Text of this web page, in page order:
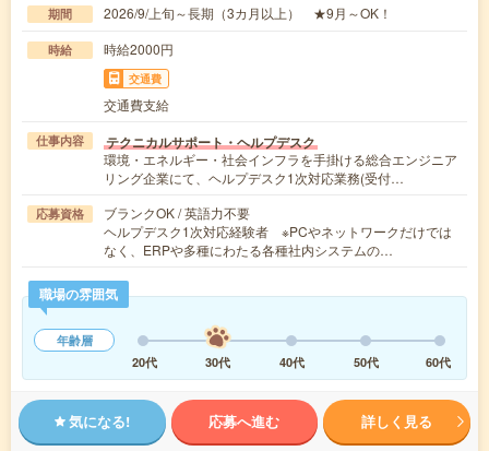
期間 2026/9/上旬～長期（3カ月以上） ★9月～OK！
時給 時給2000円
交通費
交通費支給
仕事内容 テクニカルサポート・ヘルプデスク
環境・エネルギー・社会インフラを手掛ける総合エンジニア
リング企業にて、ヘルプデスク1次対応業務(受付…
応募資格
ブランクOK / 英語力不要
ヘルプデスク1次対応経験者 ※PCやネットワークだけでは
なく、ERPや多種にわたる各種社内システムの…
職場の雰囲気
年齢層
20代
30代 40代 50代 60代
気になる! 応募へ進む 詳しく見る